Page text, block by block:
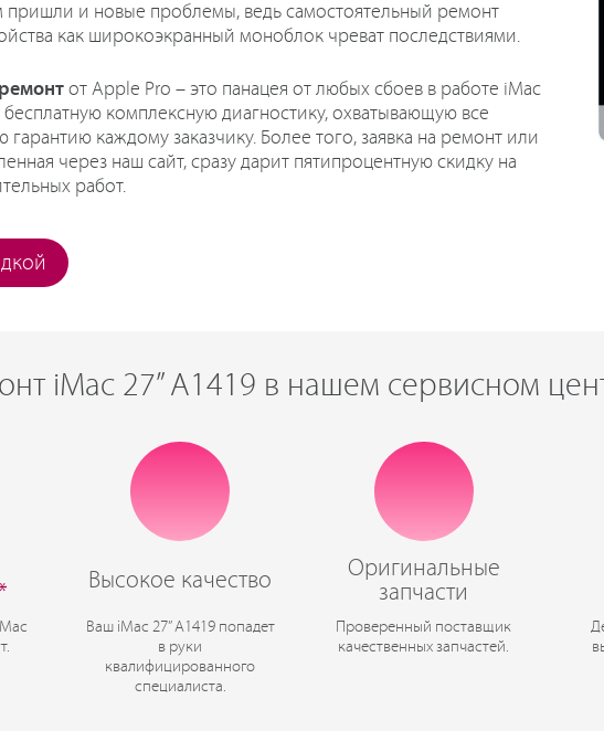
пришли и новые проблемы, ведь самостоятельный ремонт
как широкоэкранный моноблок чреват последствиями.
от Apple Pro – это панацея от любых сбоев в работе iMac
комплексную диагностику, охватывающую все
гарантию каждому заказчику. Более того, заявка на ремонт или
через наш сайт, сразу дарит пятипроцентную скидку на
работ.
iMac 27” A1419 в нашем сервисном
Высокое качество
Ваш iMac 27” A1419 попадет
в руки
квалифицированного
специалиста.
Оригинальные
запчасти
Проверенный поставщик
качественных запчастей.